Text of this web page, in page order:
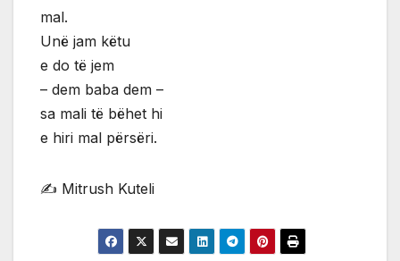
mal.
Unë jam këtu
e do të jem
– dem baba dem –
sa mali të bëhet hi
e hiri mal përsëri.
✍️ Mitrush Kuteli